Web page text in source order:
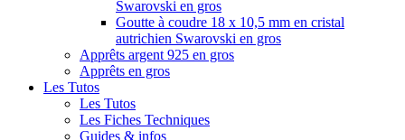
Swarovski en gros
Goutte à coudre 18 x 10,5 mm en cristal
autrichien Swarovski en gros
Apprêts argent 925 en gros
Apprêts en gros
Les Tutos
Les Tutos
Les Fiches Techniques
Guides & infos